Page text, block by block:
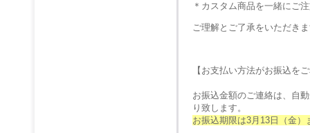
＊カスタム商品を一緒にご
ご理解とご了承をいただき
【お支払い方法がお振込を
お振込金額のご連絡は、自
り致します。
お振込期限は3月13日（金）